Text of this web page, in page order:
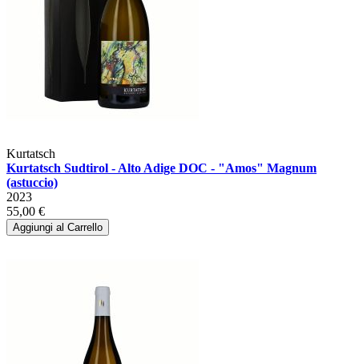
Kurtatsch
Kurtatsch Sudtirol - Alto Adige DOC - "Amos" Magnum
(astuccio)
2023
55,00 €
Aggiungi al Carrello